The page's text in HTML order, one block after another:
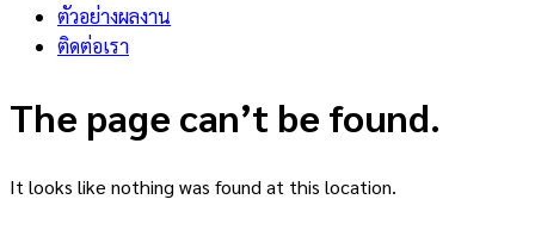
ตัวอย่างผลงาน
ติดต่อเรา
The page can’t be found.
It looks like nothing was found at this location.